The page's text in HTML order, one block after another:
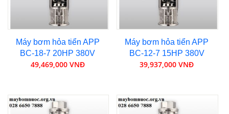
Máy bơm hỏa tiển APP
BC-18-7 20HP 380V
49,469,000 VNĐ
Máy bơm hỏa tiển APP
BC-12-7 15HP 380V
39,937,000 VNĐ